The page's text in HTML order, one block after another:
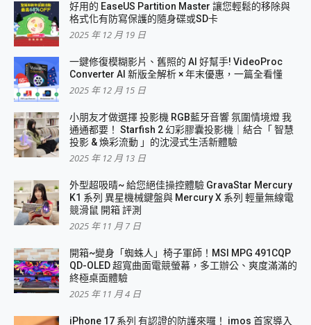
好用的 EaseUS Partition Master 讓您輕鬆的移除與
格式化有防寫保護的隨身碟或SD卡
2025 年 12 月 19 日
一鍵修復模糊影片、舊照的 AI 好幫手! VideoProc
Converter AI 新版全解析 × 年末優惠，一篇全看懂
2025 年 12 月 15 日
小朋友才做選擇 投影機 RGB藍牙音響 氛圍情境燈 我
通通都要！ Starfish 2 幻彩膠囊投影機｜結合「 智慧
投影 & 煥彩流動 」的沈浸式生活新體驗
2025 年 12 月 13 日
外型超吸晴~ 給您絕佳操控體驗 GravaStar Mercury
K1 系列 異星機械鍵盤與 Mercury X 系列 輕量無線電
競滑鼠 開箱 評測
2025 年 11 月 7 日
開箱~變身「蜘蛛人」椅子軍師！MSI MPG 491CQP
QD-OLED 超寬曲面電競螢幕，多工辦公、爽度滿滿的
終極桌面體驗
2025 年 11 月 4 日
iPhone 17 系列 有認證的防護來囉！ imos 首家導入